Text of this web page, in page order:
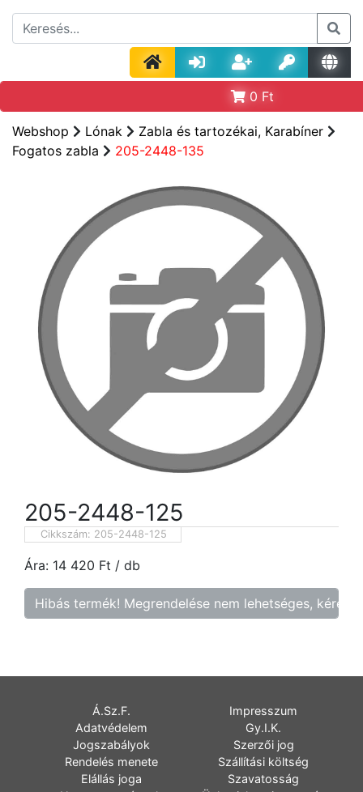
0 Ft
Webshop Lónak
Zabla és tartozékai, Karabíner
Fogatos zabla
205-2448-135
205-2448-125
Cikkszám: 205-2448-125
Ára: 14 420 Ft / db
Hibás termék! Megrendelése nem lehetséges,
Á.Sz.F.
Impresszum
Adatvédelem
Gy.I.K.
Jogszabályok
Szerzői jog
Rendelés menete
Szállítási költség
Elállás joga
Szavatosság